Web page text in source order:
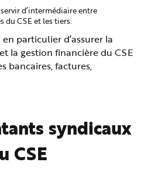
d’intermédiaire entre
du CSE et les tiers.
particulier d’assurer la
la gestion financière du CSE
bancaires, factures,
syndicaux
CSE